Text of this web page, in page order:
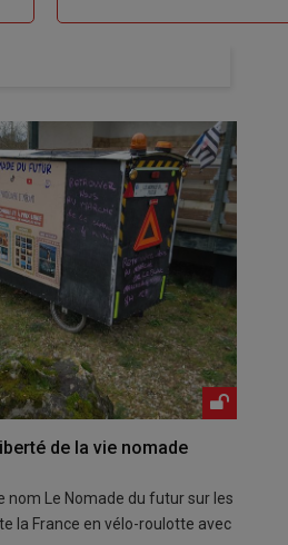
de la vie nomade
nom Le Nomade du futur sur les
la France en vélo-roulotte avec